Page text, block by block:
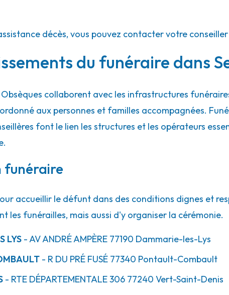
décès, vous pouvez contacter votre
du funéraire dans
Obsèques collaborent avec les infrastructures
aux personnes et familles accompagnées.
font le lien les structures et les opérateurs
funéraire
accueillir le défunt dans des conditions dignes et
les funérailles, mais aussi d'y organiser la cérémonie.
LYS - AVANDRÉ AMPÈRE 77190 Dammarie-les-Lys
- R DU PRÉ FUSÉ 77340 Pontault-Combault
- RTE DÉPARTEMENTALE 306 77240 Vert-Saint-Denis